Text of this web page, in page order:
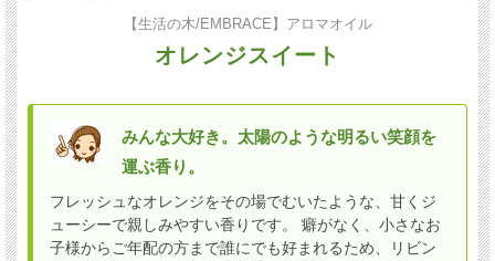
【生活の木/EMBRACE】アロマオイル
オレンジスイート
みんな大好き。太陽のような明るい笑顔を
運ぶ香り。
フレッシュなオレンジをその場でむいたような、甘くジ
ューシーで親しみやすい香りです。 癖がなく、小さなお
子様からご年配の方まで誰にでも好まれるため、リビン